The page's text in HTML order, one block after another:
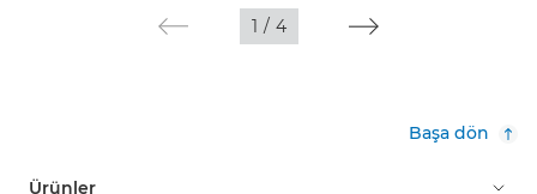
1 / 4
Başa dön
Ürünler